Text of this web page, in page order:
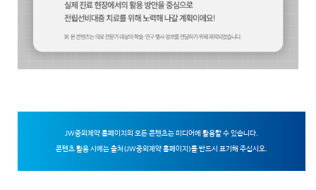
JW중외제약 홈페이지의 모든 콘텐츠는 미디어에 활용할 수 있습니다.
콘텐츠 활용 시에는 출처(JW중외제약 홈페이지)를 반드시 표기해 주십시오.